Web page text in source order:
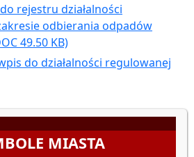
rejestru działalności
odbierania odpadów
49.50 KB)
do działalności regulowanej
MIASTA